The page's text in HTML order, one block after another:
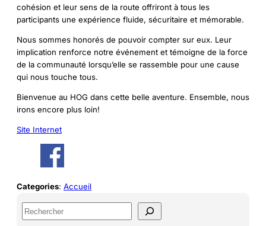
cohésion et leur sens de la route offriront à tous les
participants une expérience fluide, sécuritaire et mémorable.
Nous sommes honorés de pouvoir compter sur eux. Leur
implication renforce notre événement et témoigne de la force
de la communauté lorsqu’elle se rassemble pour une cause
qui nous touche tous.
Bienvenue au HOG dans cette belle aventure. Ensemble, nous
irons encore plus loin!
Site Internet
Categories: Accueil
S
e